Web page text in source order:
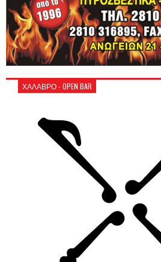
ΧΑΛΑΒΡΟ - OPEN BAR